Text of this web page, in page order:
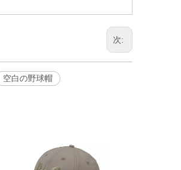
次:
空白の野球帽